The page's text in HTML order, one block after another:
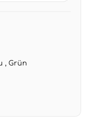
offenes Ohr für
, Grün